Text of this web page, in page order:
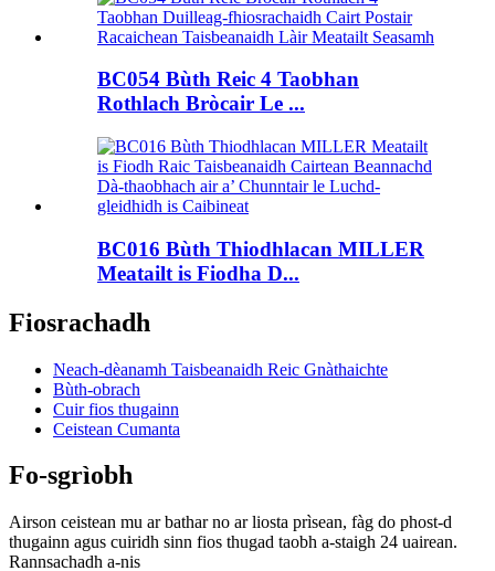
BC054 Bùth Reic 4 Taobhan
Rothlach Bròcair Le ...
BC016 Bùth Thiodhlacan MILLER
Meatailt is Fiodha D...
Fiosrachadh
Neach-dèanamh Taisbeanaidh Reic Gnàthaichte
Bùth-obrach
Cuir fios thugainn
Ceistean Cumanta
Fo-sgrìobh
Airson ceistean mu ar bathar no ar liosta prìsean, fàg do phost-d
thugainn agus cuiridh sinn fios thugad taobh a-staigh 24 uairean.
Rannsachadh a-nis